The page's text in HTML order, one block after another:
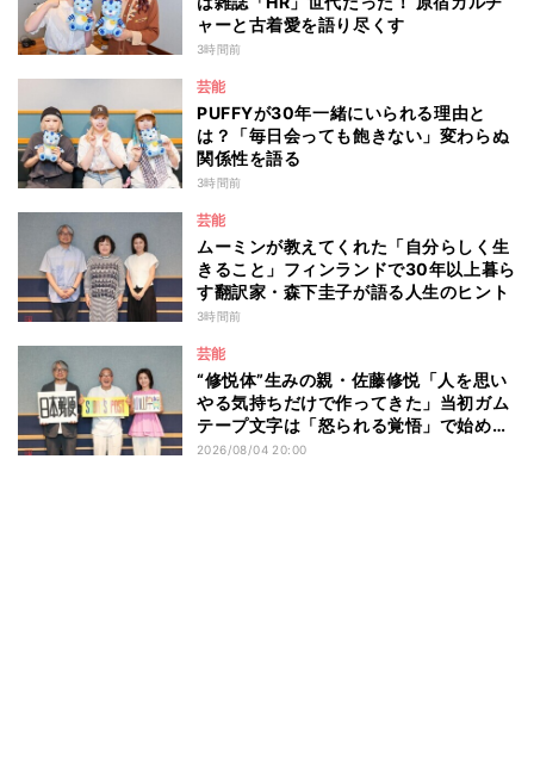
ャーと古着愛を語り尽くす
3時間前
芸能
PUFFYが30年一緒にいられる理由と
は？「毎日会っても飽きない」変わらぬ
関係性を語る
3時間前
芸能
ムーミンが教えてくれた「自分らしく生
きること」フィンランドで30年以上暮ら
す翻訳家・森下圭子が語る人生のヒント
3時間前
芸能
“修悦体”生みの親・佐藤修悦「人を思い
やる気持ちだけで作ってきた」当初ガム
テープ文字は「怒られる覚悟」で始め
た？
2026/08/04 20:00